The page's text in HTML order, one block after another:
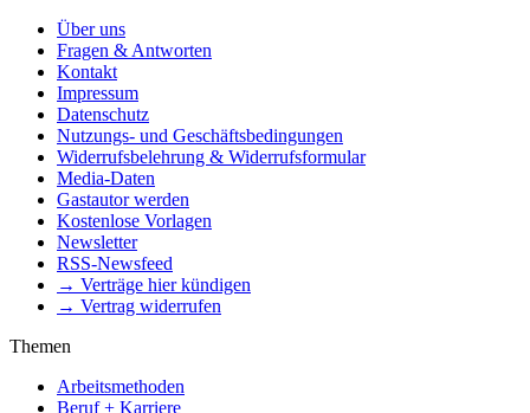
Über uns
Fragen & Antworten
Kontakt
Impressum
Datenschutz
Nutzungs- und Geschäftsbedingungen
Widerrufsbelehrung & Widerrufsformular
Media-Daten
Gastautor werden
Kostenlose Vorlagen
Newsletter
RSS-Newsfeed
→ Verträge hier kündigen
→ Vertrag widerrufen
Themen
Arbeitsmethoden
Beruf + Karriere